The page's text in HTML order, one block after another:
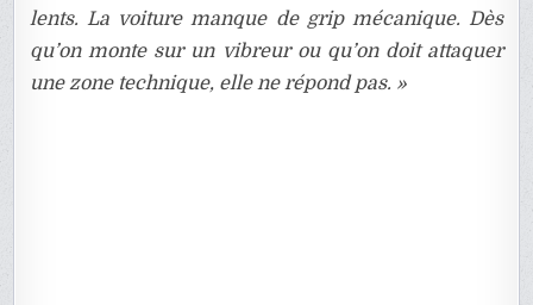
lents. La voiture manque de grip mécanique. Dès
qu’on monte sur un vibreur ou qu’on doit attaquer
une zone technique, elle ne répond pas. »